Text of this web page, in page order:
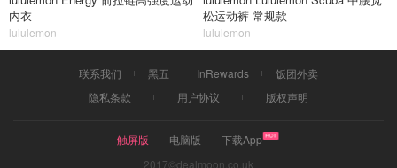
内衣
lululemon
松运动裤 常规款
lululemon
联系我们 黑五 InRewards
饭团外卖
隐私条款
用户协议 版权声明
触屏版 电脑版
下载App
2017©dealmoon.co.uk